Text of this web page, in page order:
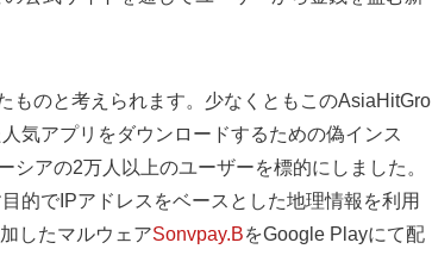
ものと考えられます。少なくともこのAsiaHitGro
気アプリをダウンロードするための偽インス
シアの2万人以上のユーザーを標的にしました。
的で IPアドレスをベースとした地理情報を利用
したマルウェアSonvpay.BをGoogle Playにて配